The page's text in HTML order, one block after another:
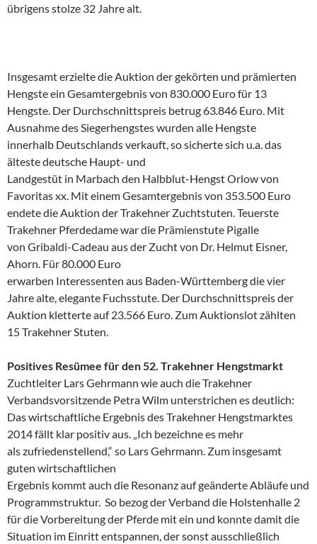
übrigens stolze 32 Jahre alt.
Insgesamt erzielte die Auktion der gekörten und prämierten
Hengste ein Gesamtergebnis von 830.000 Euro für 13
Hengste. Der Durchschnittspreis betrug 63.846 Euro. Mit
Ausnahme des Siegerhengstes wurden alle Hengste
innerhalb Deutschlands verkauft, so sicherte sich u.a. das
älteste deutsche Haupt- und
Landgestüt in Marbach den Halbblut-Hengst Orlow von
Favoritas xx. Mit einem Gesamtergebnis von 353.500 Euro
endete die Auktion der Trakehner Zuchtstuten. Teuerste
Trakehner Pferdedame war die Prämienstute Pigalle
von Gribaldi-Cadeau aus der Zucht von Dr. Helmut Eisner,
Ahorn. Für 80.000 Euro
erwarben Interessenten aus Baden-Württemberg die vier
Jahre alte, elegante Fuchsstute. Der Durchschnittspreis der
Auktion kletterte auf 23.566 Euro. Zum Auktionslot zählten
15 Trakehner Stuten.
Positives Resümee für den 52. Trakehner Hengstmarkt
Zuchtleiter Lars Gehrmann wie auch die Trakehner
Verbandsvorsitzende Petra Wilm unterstrichen es deutlich:
Das wirtschaftliche Ergebnis des Trakehner Hengstmarktes
2014 fällt klar positiv aus. „Ich bezeichne es mehr
als zufriedenstellend,“ so Lars Gehrmann. Zum insgesamt
guten wirtschaftlichen
Ergebnis kommt auch die Resonanz auf geänderte Abläufe und
Programmstruktur. So bezog der Verband die Holstenhalle 2
für die Vorbereitung der Pferde mit ein und konnte damit die
Situation im Einritt entspannen, der sonst ausschließlich